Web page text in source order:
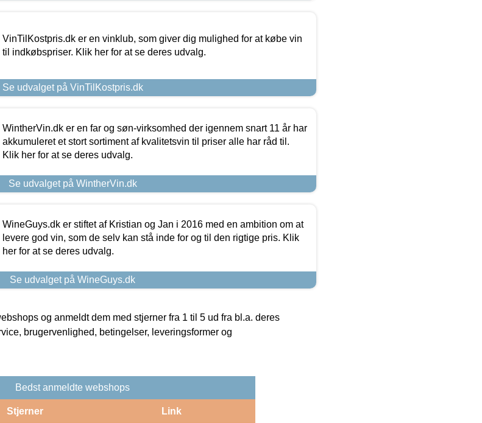
VinTilKostpris.dk er en vinklub, som giver dig mulighed for at købe vin
til indkøbspriser. Klik her for at se deres udvalg.
Se udvalget på VinTilKostpris.dk
WintherVin.dk er en far og søn-virksomhed der igennem snart 11 år har
akkumuleret et stort sortiment af kvalitetsvin til priser alle har råd til.
Klik her for at se deres udvalg.
Se udvalget på WintherVin.dk
WineGuys.dk er stiftet af Kristian og Jan i 2016 med en ambition om at
levere god vin, som de selv kan stå inde for og til den rigtige pris. Klik
her for at se deres udvalg.
Se udvalget på WineGuys.dk
og anmeldt dem med stjerner fra 1 til 5 ud fra bl.a. deres
brugervenlighed, betingelser, leveringsformer og
Bedst anmeldte webshops
Stjerner Link